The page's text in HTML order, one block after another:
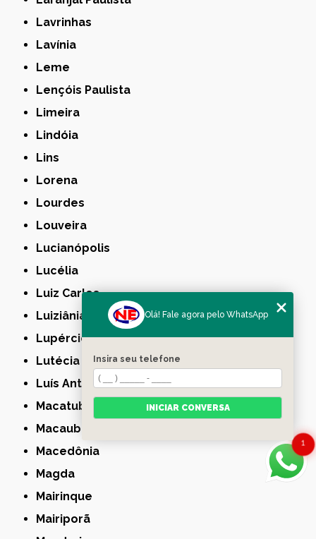
Lavrinhas
Lavínia
Leme
Lençóis Paulista
Limeira
Lindóia
Lins
Lorena
Lourdes
Louveira
Lucianópolis
Lucélia
Luiz Carlos
Luiziânia
Lupércio
Lutécia
Luís Antônio
Macatuba
Macaubal
Macedônia
Magda
Mairinque
Mairiporã
1
Olá! Fale agora pelo WhatsApp
Insira seu telefone
INICIAR CONVERSA